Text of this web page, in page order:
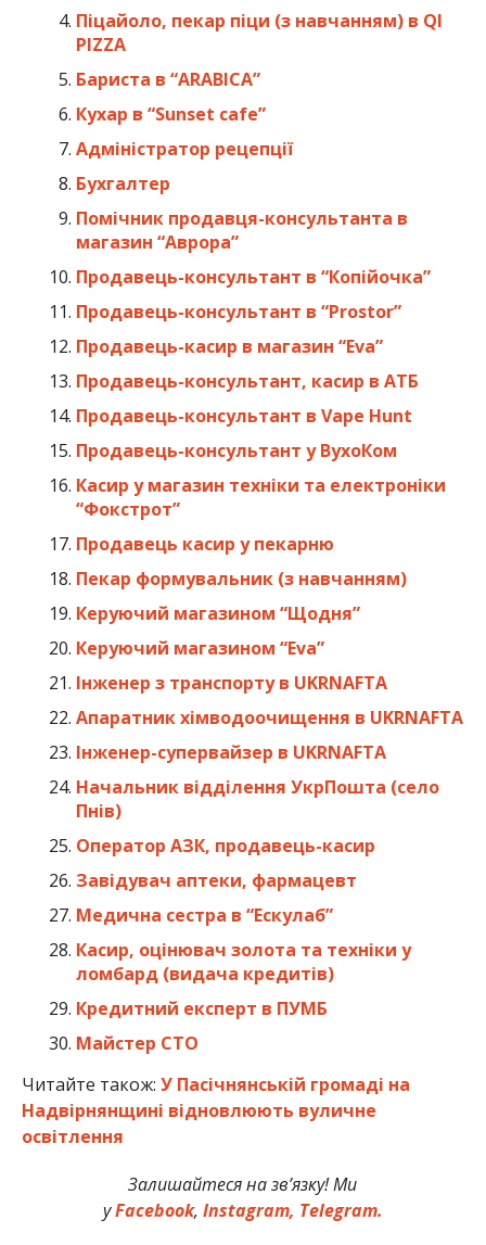
Піцайоло, пекар піци (з навчанням) в QI
PIZZA
Бариста в “ARABICA”
Кухар в “Sunset cafe”
Адміністратор рецепції
Бухгалтер
Помічник продавця-консультанта в
магазин “Аврора”
Продавець-консультант в “Копійочка”
Продавець-консультант в “Prostor”
Продавець-касир в магазин “Eva”
Продавець-консультант, касир в АТБ
Продавець-консультант в Vape Hunt
Продавець-консультант у ВухоКом
Касир у магазин техніки та електроніки
“Фокстрот”
Продавець касир у пекарню
Пекар формувальник (з навчанням)
Керуючий магазином “Щодня”
Керуючий магазином “Eva”
Інженер з транспорту в UKRNAFTA
Апаратник хімводоочищення в UKRNAFTA
Інженер-супервайзер в UKRNAFTA
Начальник відділення УкрПошта (село
Пнів)
Оператор АЗК, продавець-касир
Завідувач аптеки, фармацевт
Медична сестра в “Ескулаб”
Касир, оцінювач золота та техніки у
ломбард (видача кредитів)
Кредитний експерт в ПУМБ
Майстер СТО
Читайте також: У Пасічнянській громаді на
Надвірнянщині відновлюють вуличне
освітлення
Залишайтеся на зв’язку! Ми
уFacebook, Instagram, Telegram.